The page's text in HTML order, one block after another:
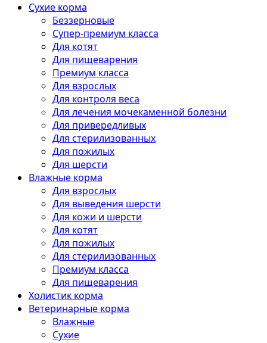
Сухие корма
Беззерновые
Супер-премиум класса
Для котят
Для пищеварения
Премиум класса
Для взрослых
Для контроля веса
Для лечения мочекаменной болезни
Для привередливых
Для стерилизованных
Для пожилых
Для шерсти
Влажные корма
Для взрослых
Для выведения шерсти
Для кожи и шерсти
Для котят
Для пожилых
Для стерилизованных
Премиум класса
Для пищеварения
Холистик корма
Ветеринарные корма
Влажные
Сухие